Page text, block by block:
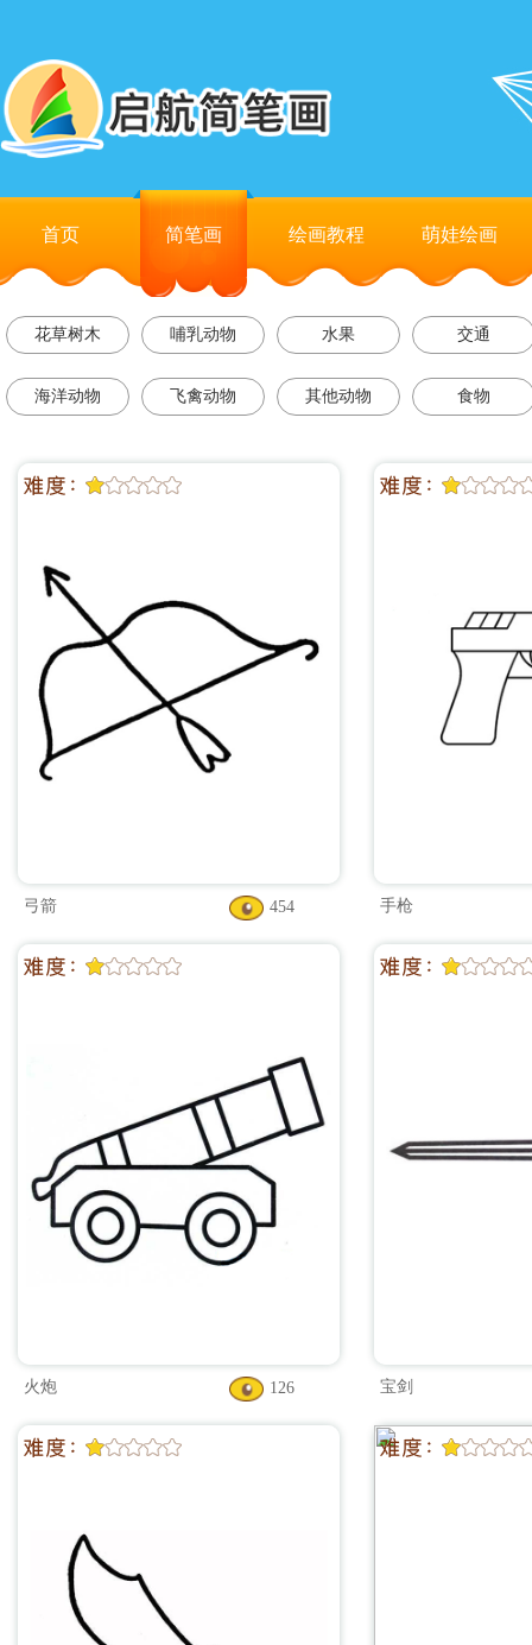
首页 简笔画 绘画教程 萌娃绘画
花草树木 哺乳动物 水果 交通
海洋动物 飞禽动物 其他动物 食物
弓箭 454 手枪
火炮 126 宝剑